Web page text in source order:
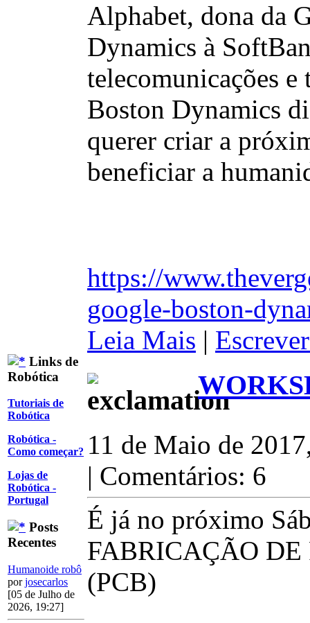
Links de
Robótica
Tutoriais de
Robótica
Robótica -
Como começar?
Lojas de
Robótica -
Portugal
Posts
Recentes
Humanoide robô
porjosecarlos
[05 de Julho de
2026, 19:27]
Alphabet, dona da
Dynamics à
telecomunicações e
Boston Dynamics
querer criar a
beneficiar a
https://
google-boston-
Leia Mais |
11 de Maio de
| Comentários: 6
É já no próximo
FABRICAÇÃO
(PCB)